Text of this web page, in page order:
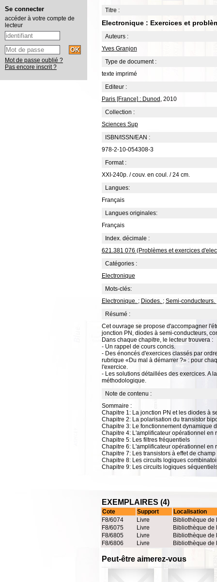
Titre :
Electronique : Exercices et
Auteurs :
Yves Granjon
Type de document :
texte imprimé
Editeur :
Paris [France] : Dunod , 2010
Collection :
Sciences Sup
ISBN/ISSN/EAN :
978-2-10-054308-3
Format :
XXI-240p. / couv. en coul. / 24 cm.
Langues:
Français
Langues originales:
Français
Index. décimale :
621.381 076 (Problèmes et exercices
Catégories :
Electronique
Mots-clés:
Electronique. ; Diodes. ; Semi-conducteurs.
Résumé :
Cet ouvrage se propose d'accompagner
jonction PN, diodes à semi-conducteurs,
Dans chaque chapitre, le lecteur trouvera :
- Un rappel de cours concis.
- Des énoncés d'exercices classés par
rubrique «Du mal à démarrer ?» : pour
l'exercice.
- Les solutions détaillées des exercices. A
méthodologique.
Note de contenu :
Sommaire :
Chapitre 1: La jonction PN et les diodes à
Chapitre 2: La polarisation du transistor
Chapitre 3: Le fonctionnement dynamique
Chapitre 4: L'amplificateur opérationnel en
Chapitre 5: Les filtres fréquentiels
Chapitre 6: L'amplificateur opérationnel en
Chapitre 7: Les transistors à effet de champ
Chapitre 8: Les circuits logiques
Chapitre 9: Les circuits logiques
EXEMPLAIRES (4)
Cote Support
Localisation
F8/6074
Livre
Bibliothèque de
F8/6075
Livre
Bibliothèque de
F8/6805
Livre
Bibliothèque de
F8/6806
Livre Bibliothèque de
Peut-être aimerez-vous
Se connecter
accéder à votre compte de
lecteur
Mot de passe oublié ?
Pas encore inscrit ?